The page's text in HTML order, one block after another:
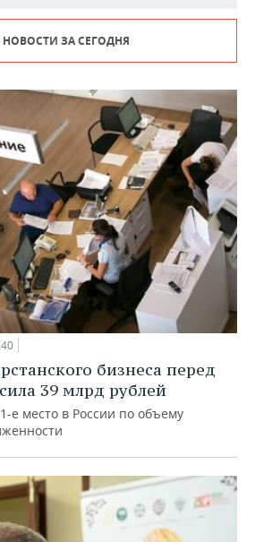
НОВОСТИ ЗА СЕГОДНЯ
бизнеса перед
39 млрд рублей
е место в России по объему